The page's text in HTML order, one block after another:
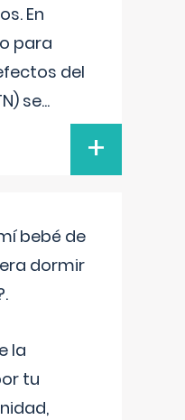
En
para
del
se...
+
bebé de
dormir
la
tu